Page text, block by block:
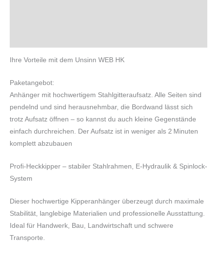
Ihre Vorteile mit dem Unsinn WEB HK
Paketangebot:
Anhänger mit hochwertigem Stahlgitteraufsatz. Alle Seiten sind
pendelnd und sind herausnehmbar, die Bordwand lässt sich
trotz Aufsatz öffnen – so kannst du auch kleine Gegenstände
einfach durchreichen. Der Aufsatz ist in weniger als 2 Minuten
komplett abzubauen
Profi-Heckkipper – stabiler Stahlrahmen, E-Hydraulik & Spinlock-
System
Dieser hochwertige Kipperanhänger überzeugt durch maximale
Stabilität, langlebige Materialien und professionelle Ausstattung.
Ideal für Handwerk, Bau, Landwirtschaft und schwere
Transporte.